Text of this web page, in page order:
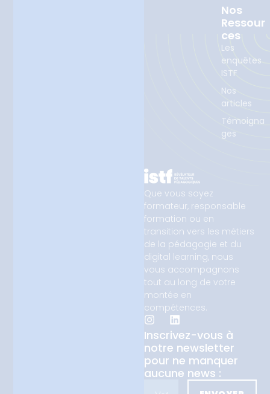
Que vous soyez
formateur, responsable
formation ou en
transition vers les métiers
de la pédagogie et du
digital learning, nous
vous accompagnons
tout au long de votre
montée en
compétences.
Inscrivez-vous à
notre newsletter
pour ne manquer
aucune news :
Nos
Ressour
Ces
Les
enquêtes
ISTF
Nos
articles
Témoigna
ges